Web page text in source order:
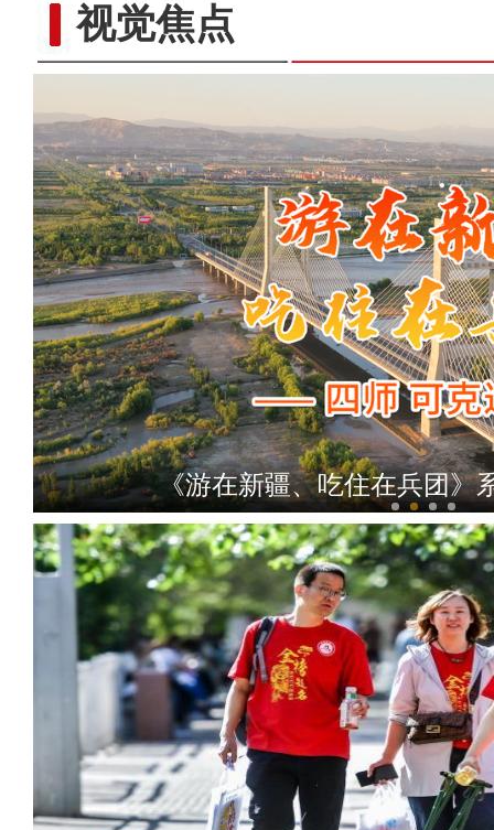
视觉焦点《游在新疆、吃住在兵团》
《游在新疆、吃住在兵团》